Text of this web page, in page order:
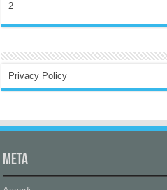
2
Privacy Policy
Meta